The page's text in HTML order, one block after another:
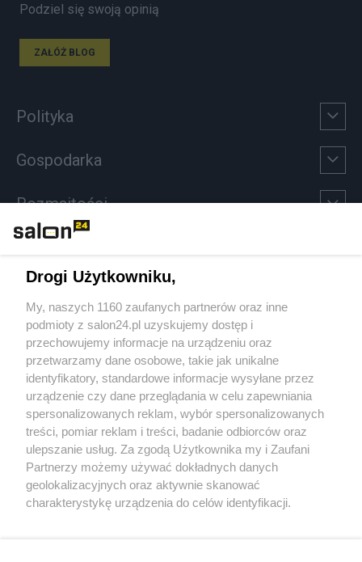
Podziel się swoją opinią
ZAŁÓŻ BLOG
Polityka
Gospodarka
Rozmaitości
Sport
Społeczeństwo
Kultura
X Facebook Instagram Youtube
Drogi Użytkowniku,
My, naszych 1160 zaufanych partnerów oraz inne
podmioty z salon24.pl uzyskujemy dostęp i
przechowujemy informacje na urządzeniu oraz
przetwarzamy dane osobowe, takie jak unikalne
identyfikatory, standardowe informacje wysyłane przez
urządzenie czy dane przeglądania w celu zapewniania
spersonalizowanych reklam, wybór spersonalizowanych
treści, pomiar reklam i treści, badanie odbiorców oraz
ulepszanie usług. Za zgodą Użytkownika my i Zaufani
Partnerzy możemy używać dokładnych danych
geolokalizacyjnych oraz aktywnie skanować
charakterystykę urządzenia do celów identyfikacji.